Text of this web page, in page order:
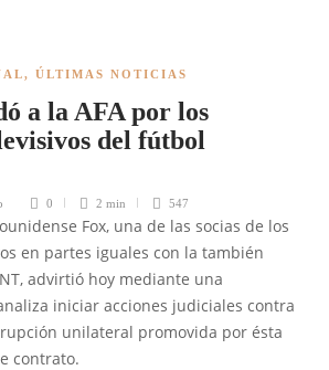
, ÚLTIMAS NOTICIAS
a la AFA por los
del fútbol
0 2 min 547
Fox, una de las socias de los
en partes iguales con la también
advirtió hoy mediante una
iniciar acciones judiciales contra
unilateral promovida por ésta
contrato.